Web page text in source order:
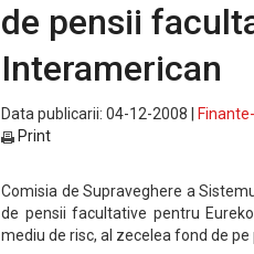
de pensii
Interamerican
Data publicarii: 04-12-2008 |
Print
Comisia de Supraveghere a
de pensii facultative pentru
mediu de risc, al zecelea fond de